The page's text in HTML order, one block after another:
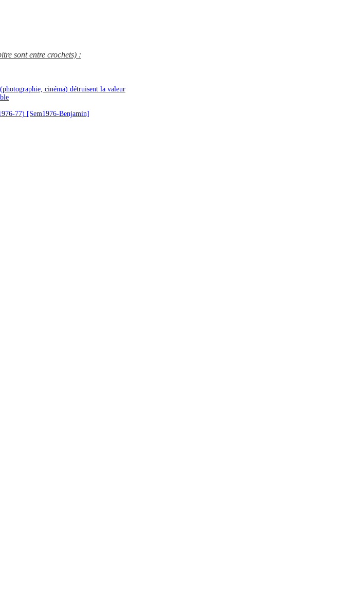
sont entre crochets) :
cinéma) détruisent la valeur
77) [Sem1976-Benjamin]